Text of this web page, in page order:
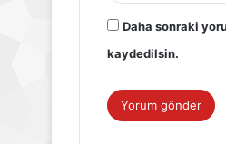
Daha sonraki
kaydedilsin.